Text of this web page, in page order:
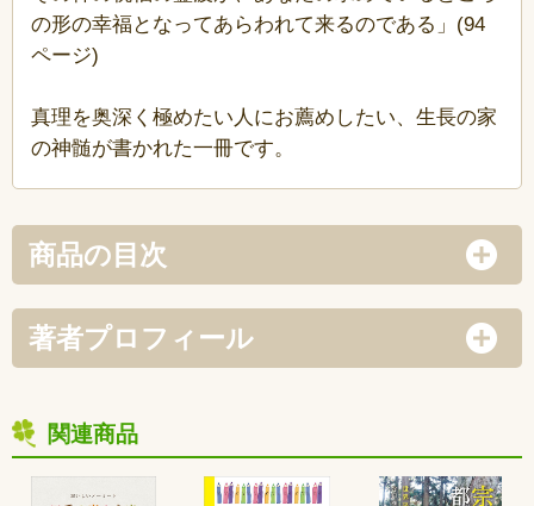
の形の幸福となってあらわれて来るのである」(94
ページ)
真理を奥深く極めたい人にお薦めしたい、生長の家
の神髄が書かれた一冊です。
商品の目次
著者プロフィール
関連商品